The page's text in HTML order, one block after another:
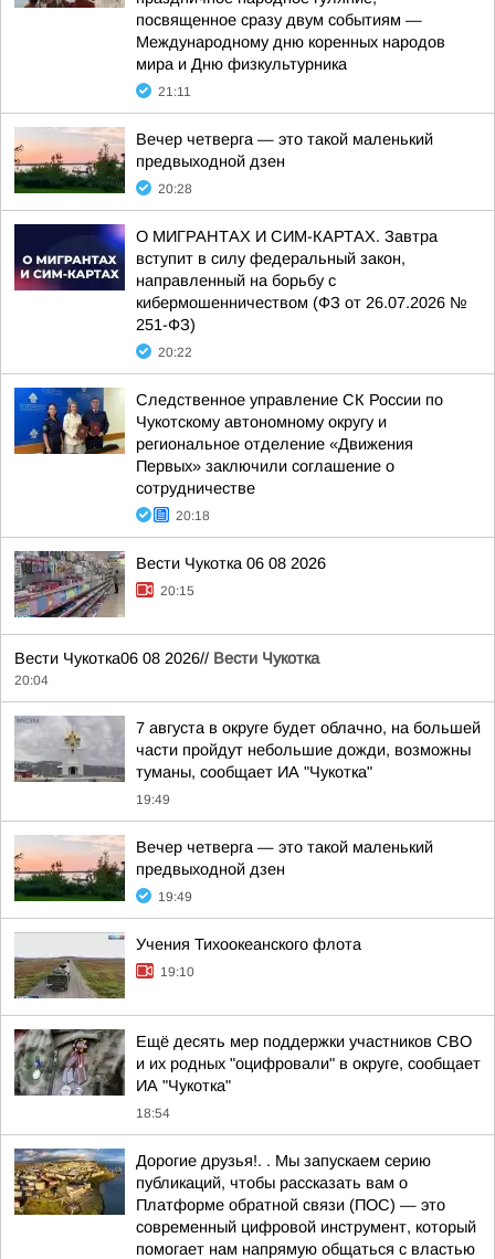
посвященное сразу двум событиям —
Международному дню коренных народов
мира и Дню физкультурника
21:11
Вечер четверга — это такой маленький
предвыходной дзен
20:28
О МИГРАНТАХ И СИМ-КАРТАХ. Завтра
вступит в силу федеральный закон,
направленный на борьбу с
кибермошенничеством (ФЗ от 26.07.2026 №
251-ФЗ)
20:22
Следственное управление СК России по
Чукотскому автономному округу и
региональное отделение «Движения
Первых» заключили соглашение о
сотрудничестве
20:18
Вести Чукотка 06 08 2026
20:15
Вести Чукотка06 08 2026// Вести Чукотка
20:04
7 августа в округе будет облачно, на большей
части пройдут небольшие дожди, возможны
туманы, сообщает ИА "Чукотка"
19:49
Вечер четверга — это такой маленький
предвыходной дзен
19:49
Учения Тихоокеанского флота
19:10
Ещё десять мер поддержки участников СВО
и их родных "оцифровали" в округе, сообщает
ИА "Чукотка"
18:54
Дорогие друзья!. . Мы запускаем серию
публикаций, чтобы рассказать вам о
Платформе обратной связи (ПОС) — это
современный цифровой инструмент, который
помогает нам напрямую общаться с властью